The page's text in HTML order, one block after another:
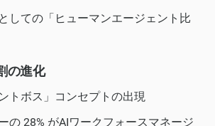
しての「ヒューマンエージェント比
の進化
トボス」コンセプトの出現
の 28% がAIワークフォースマネージ